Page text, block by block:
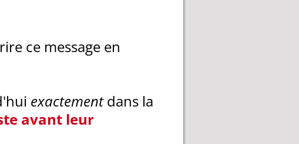
ce message en
exactementdans la
avant leur